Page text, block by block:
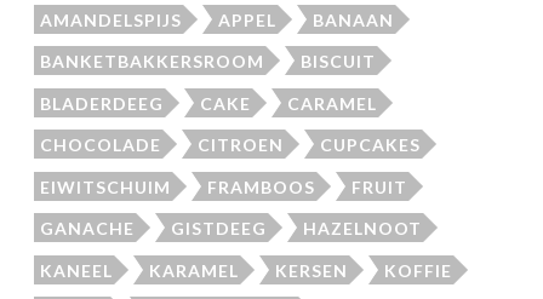
AMANDELSPIJS APPEL BANAAN
BANKETBAKKERSROOM BISCUIT
BLADERDEEG CAKE CARAMEL
CHOCOLADE CITROEN CUPCAKES
EIWITSCHUIM FRAMBOOS FRUIT
GANACHE GISTDEEG HAZELNOOT
KANEEL KARAMEL KERSEN KOFFIE